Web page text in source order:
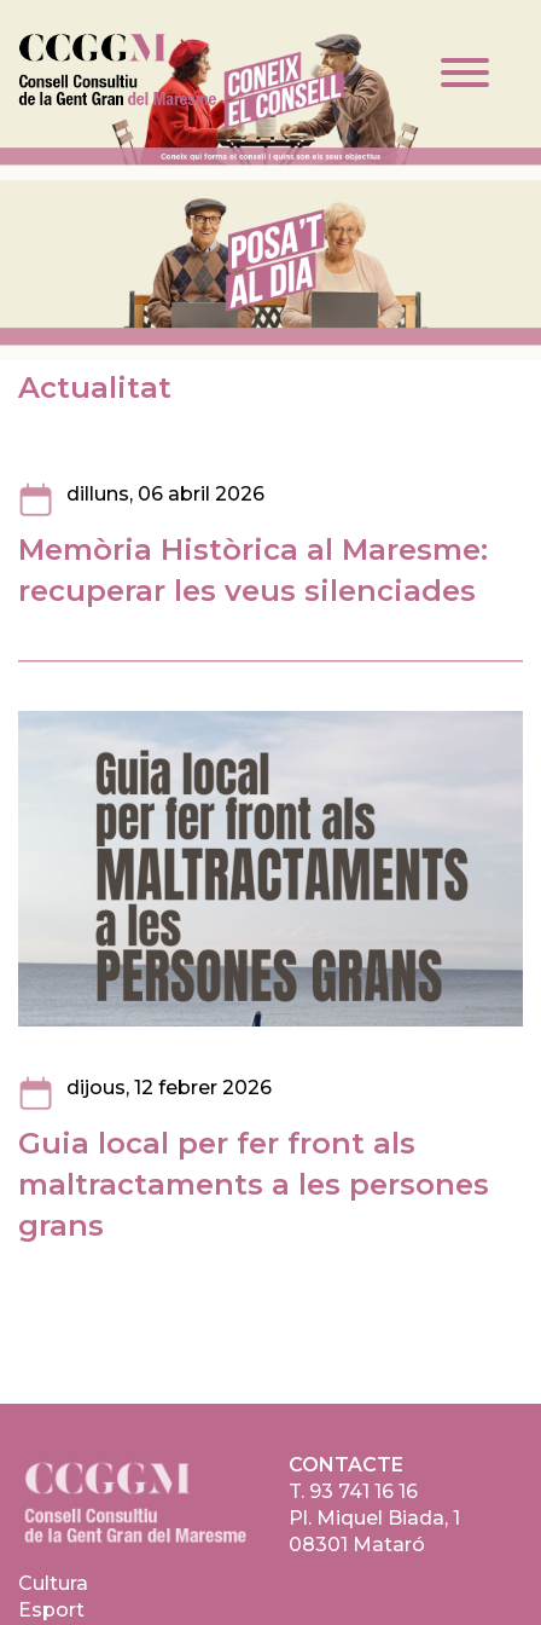
Actualitat
dilluns, 06 abril 2026
Memòria Històrica al Maresme:
recuperar les veus silenciades
dijous, 12 febrer 2026
Guia local per fer front als
maltractaments a les persones
grans
CONTACTE
T. 93 741 16 16
Pl. Miquel Biada, 1
08301 Mataró
Cultura
Esport